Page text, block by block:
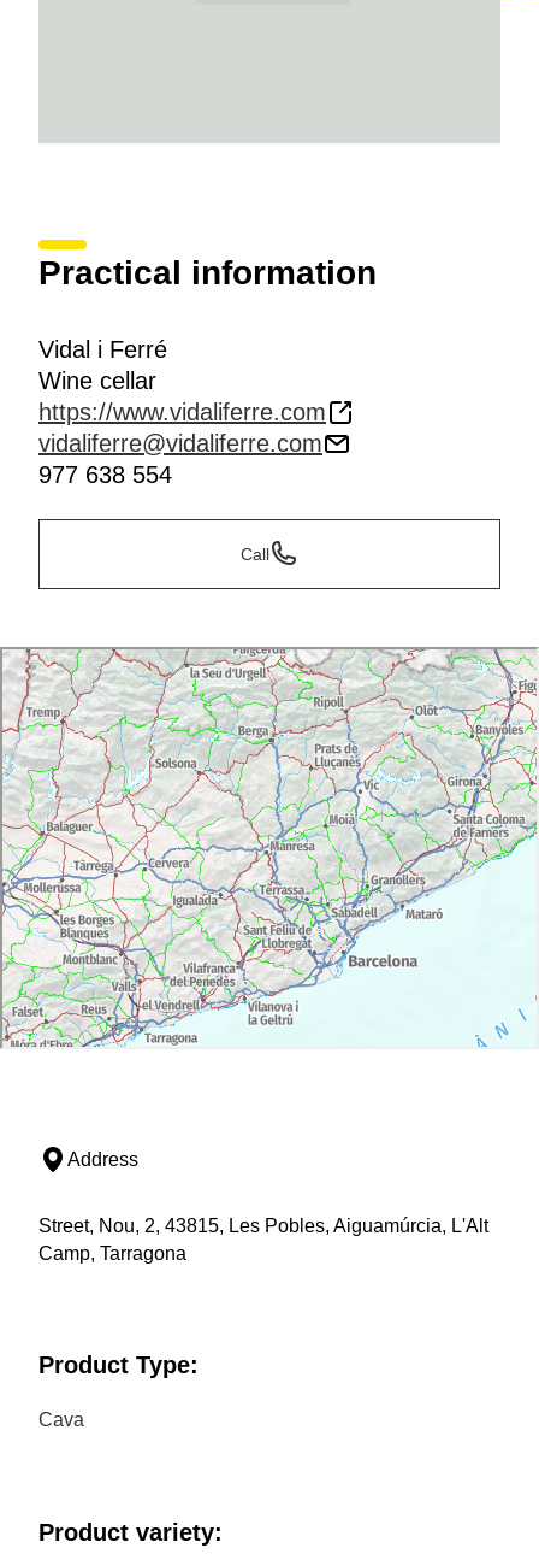
Practical information
Vidal i Ferré
Wine cellar
https://www.vidaliferre.com
vidaliferre@vidaliferre.com
977 638 554
Call
Address
Street, Nou, 2, 43815, Les Pobles, Aiguamúrcia, L'Alt
Camp, Tarragona
Product Type:
Cava
Product variety: